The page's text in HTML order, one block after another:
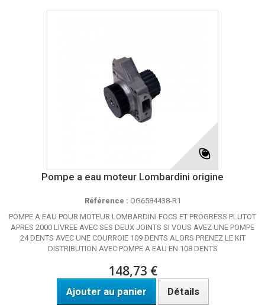
Pompe a eau moteur Lombardini origine
Référence : OG6584438-R1
POMPE A EAU POUR MOTEUR LOMBARDINI FOCS ET PROGRESS PLUTOT
APRES 2000 LIVREE AVEC SES DEUX JOINTS SI VOUS AVEZ UNE POMPE
24 DENTS AVEC UNE COURROIE 109 DENTS ALORS PRENEZ LE KIT
DISTRIBUTION AVEC POMPE A EAU EN 108 DENTS
148,73 €
Ajouter au panier Détails